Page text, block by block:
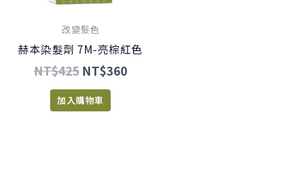
改變髮色
赫本染髮劑 7M-亮棕紅色
NT$425 NT$360
加入購物車